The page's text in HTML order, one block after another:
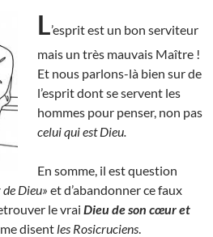
L’esprit est un bon serviteur
mais un très mauvais Maître !
Et nous parlons-là bien sur de
l’esprit dont se servent les
hommes pour penser, non pas
celui qui est Dieu.
En somme, il est question
Dieu» et d’abandonner ce faux
le vrai Dieu de son cœur et
disent les Rosicruciens